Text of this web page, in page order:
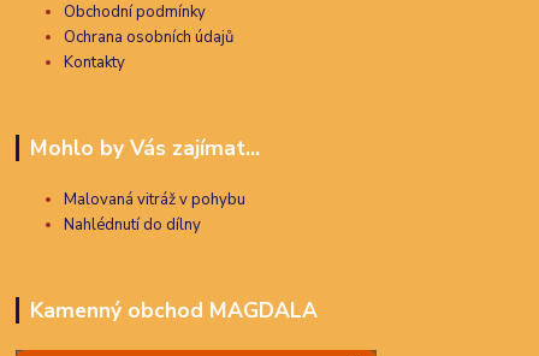
Obchodní podmínky
Ochrana osobních údajů
Kontakty
Mohlo by Vás zajímat...
Malovaná vitráž v pohybu
Nahlédnutí do dílny
Kamenný obchod MAGDALA